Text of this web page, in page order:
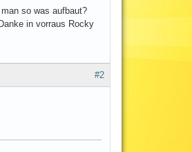
so was aufbaut?
in vorraus Rocky
#2